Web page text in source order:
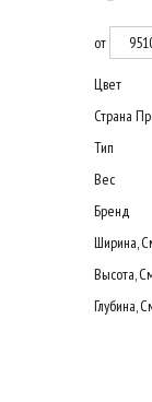
от
Цвет
Страна
Тип
Вес
Бренд
Ширина,
Высота,
Глубина,